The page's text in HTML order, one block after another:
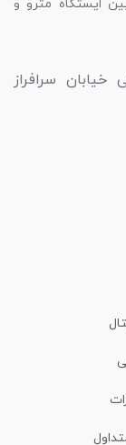
ایستگاه مترو و
سرافراز